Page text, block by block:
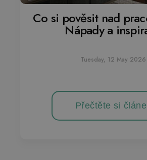
Co si pověsit nad
Nápady a
Tuesday, 12 May 2026
Přečtěte si